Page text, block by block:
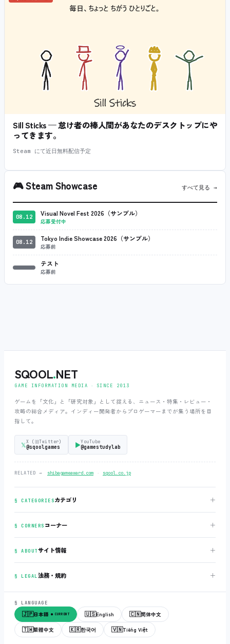
Sill Sticks — 怠け者の棒人間があなたのデスクトップにや
ってきます。
Steam にて近日無料配信予定
🎮Steam Showcase すべて見る →
08.12 Visual Novel Fest 2026（サンプル）
応募受付中
08.12 Tokyo Indie Showcase 2026（サンプル）
応募前
テスト
応募前
SQOOL.NET
GAME INFORMATION MEDIA ‧ SINCE 2013
ゲームを「文化」と「研究対象」として捉える、ニュース・特集・レビュー・
攻略の総合メディア。インディー開発者からプロゲーマーまでが集う場所を目
指して。
𝕏X (旧Twitter)
@sqoolgames ▶YouTube
@gamestudylab
RELATED → shibagameaward.com ‧ sqool.co.jp
§ CATEGORIESカテゴリ ＋
§ CORNERS コーナー ＋
§ ABOUTサイト情報 ＋
§ LEGAL法務・規約 ＋
§ LANGUAGE
🇯🇵日本語 ● CURRENT 🇺🇸English 🇨🇳简体中文
🇹🇼繁體中文 🇰🇷한국어 🇻🇳Tiếng Việt